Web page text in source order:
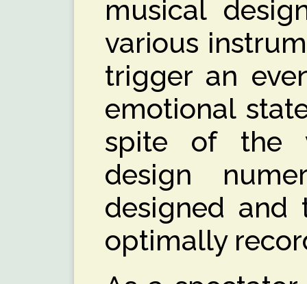
musical
various
trigger an
emotional
spite of the
design
designed and
optimally